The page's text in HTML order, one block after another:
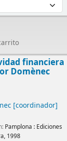
financiera
Domènec
[coordinador]
Pamplona : Ediciones
1998